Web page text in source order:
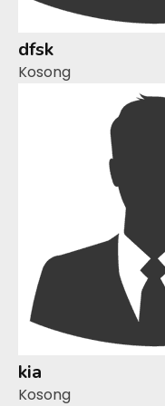
dfsk
Kosong
kia
Kosong